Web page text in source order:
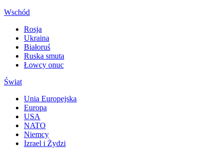
Wschód
Rosja
Ukraina
Białoruś
Ruska smuta
Łowcy onuc
Świat
Unia Europejska
Europa
USA
NATO
Niemcy
Izrael i Żydzi